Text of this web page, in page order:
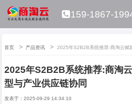
159-1867-
首页 产品资讯 2025年S2B2B系统推荐:商淘云赋
2025年S2B2B系统推荐:商淘
型与产业供应链协同
发表于：2025-09-29 14:34:10